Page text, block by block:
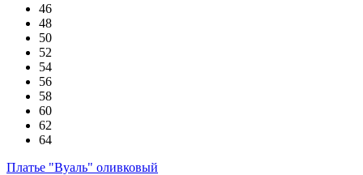
46
48
50
52
54
56
58
60
62
64
Платье "Вуаль" оливковый